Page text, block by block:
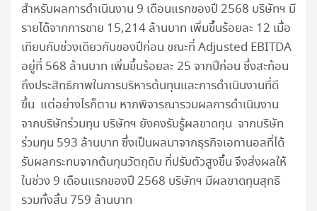
สำหรับผลการดำเนินงาน 9 เดือนแรกของปี 2568 บริษัทฯ มี
รายได้จากการขาย 15,214 ล้านบาท เพิ่มขึ้นร้อยละ 12 เมื่อ
เทียบกับช่วงเดียวกันของปีก่อน ขณะที่ Adjusted EBITDA
อยู่ที่ 568 ล้านบาท เพิ่มขึ้นร้อยละ 25 จากปีก่อน ซึ่งสะท้อน
ถึงประสิทธิภาพในการบริหารต้นทุนและการดำเนินงานที่ดี
ขึ้น แต่อย่างไรก็ตาม หากพิจารณารวมผลการดำเนินงาน
จากบริษัทร่วมทุน บริษัทฯ ยังคงรับรู้ผลขาดทุน จากบริษัท
ร่วมทุน 593 ล้านบาท ซึ่งเป็นผลมาจากธุรกิจเอทานอลที่ได้
รับผลกระทบจากต้นทุนวัตถุดิบ ที่ปรับตัวสูงขึ้น จึงส่งผลให้
ในช่วง 9 เดือนแรกของปี 2568 บริษัทฯ มีผลขาดทุนสุทธิ
รวมทั้งสิ้น 759 ล้านบาท